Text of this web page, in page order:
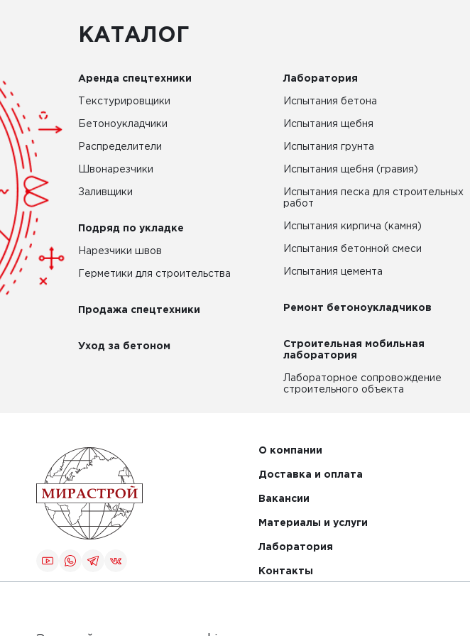
КАТАЛОГ
Аренда спецтехники
Текстурировщики
Бетоноукладчики
Распределители
Швонарезчики
Заливщики
Подряд по укладке
Нарезчики швов
Герметики для строительства
Продажа спецтехники
Уход за бетоном
Лаборатория
Испытания бетона
Испытания щебня
Испытания грунта
Испытания щебня (гравия)
Испытания песка для строительных
работ
Испытания кирпича (камня)
Испытания бетонной смеси
Испытания цемента
Ремонт бетоноукладчиков
Строительная мобильная
лаборатория
Лабораторное сопровождение
строительного объекта
О компании
Доставка и оплата
Вакансии
Материалы и услуги
Лаборатория
Контакты